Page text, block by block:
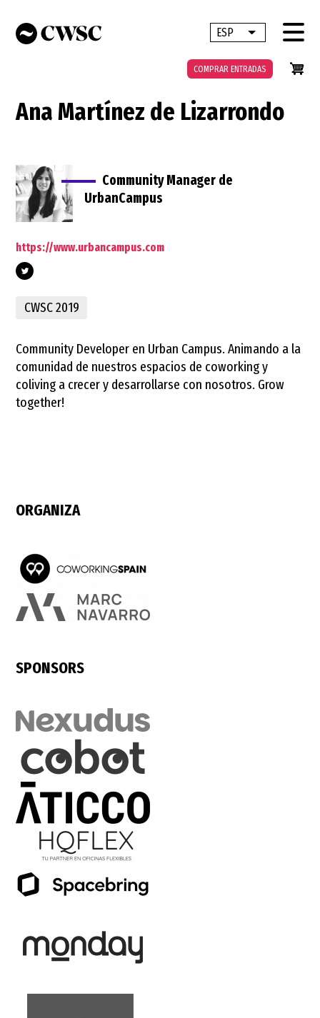
contenido
ESP Lista adicional
COMPRAR ENTRADAS
Ana Martínez de Lizarrondo
Community Manager de
UrbanCampus
https://www.urbancampus.com
CWSC 2019
Community Developer en Urban Campus. Animando a la
comunidad de nuestros espacios de coworking y
coliving a crecer y desarrollarse con nosotros. Grow
together!
ORGANIZA
SPONSORS